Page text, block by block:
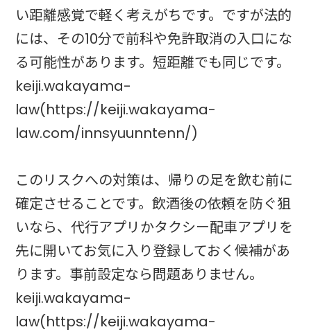
い距離感覚で軽く考えがちです。ですが法的
には、その10分で前科や免許取消の入口にな
る可能性があります。短距離でも同じです。
keiji.wakayama-
law(https://keiji.wakayama-
law.com/innsyuunntenn/)
このリスクへの対策は、帰りの足を飲む前に
確定させることです。飲酒後の依頼を防ぐ狙
いなら、代行アプリかタクシー配車アプリを
先に開いてお気に入り登録しておく候補があ
ります。事前設定なら問題ありません。
keiji.wakayama-
law(https://keiji.wakayama-